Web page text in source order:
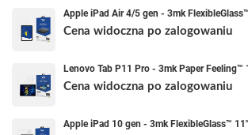
Apple iPad Air 4/5 gen - 3mk
Cena widoczna po zalogowaniu
Lenovo Tab P11 Pro - 3mk Paper Feeling™
Cena widoczna po zalogowaniu
Apple iPad 10 gen - 3mk FlexibleGlass™ 11''